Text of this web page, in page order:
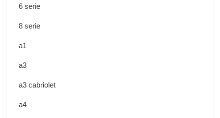
6 serie
8 serie
a1
a3
a3 cabriolet
a4